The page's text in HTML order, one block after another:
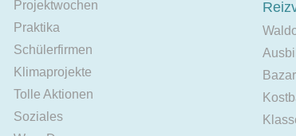
Projektwochen
Praktika
Schülerfirmen
Klimaprojekte
Tolle Aktionen
Soziales